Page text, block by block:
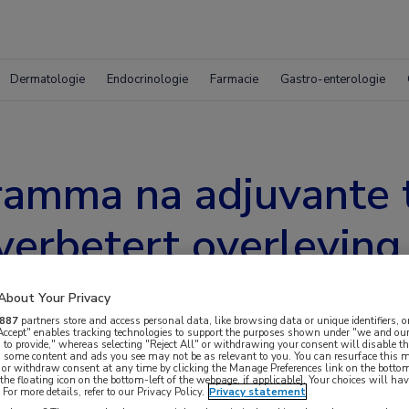
Dermatologie Endocrinologie Farmacie Gastro-enterologie
na
overleving
II-coloncarcinoom kort na het
Your Privacy
887 partners store and access personal data, like browsing data or unique identifiers,
enables tracking technologies to support the purposes shown under "we and
to provide," whereas selecting "Reject All" or withdrawing your consent will disable
some content and ads you see may not be as relevant to you. You can resurface this
or withdraw consent at any time by clicking the Manage Preferences link on the
floating icon on the bottom-left of the webpage, if applicable]. Your choices will
more details, refer to our Privacy Policy. Privacy statement